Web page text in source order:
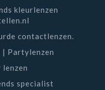
kleurlenzen
contactlenzen.
| Partylenzen
specialist